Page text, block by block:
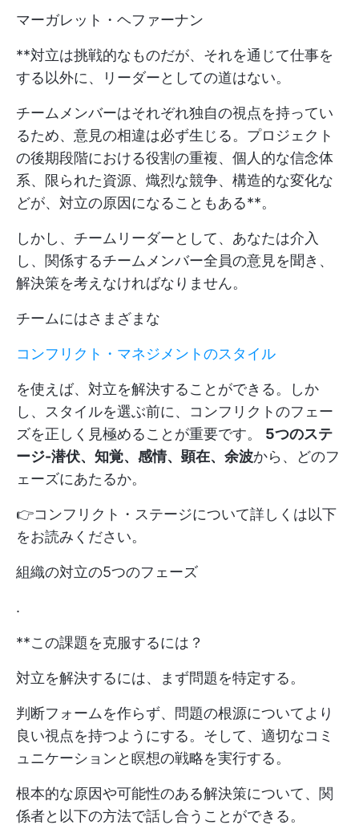
マーガレット・ヘファーナン
**対立は挑戦的なものだが、それを通じて仕事を
する以外に、リーダーとしての道はない。
チームメンバーはそれぞれ独自の視点を持ってい
るため、意見の相違は必ず生じる。プロジェクト
の後期段階における役割の重複、個人的な信念体
系、限られた資源、熾烈な競争、構造的な変化な
どが、対立の原因になることもある**。
しかし、チームリーダーとして、あなたは介入
し、関係するチームメンバー全員の意見を聞き、
解決策を考えなければなりません。
チームにはさまざまな
コンフリクト・マネジメントのスタイル
を使えば、対立を解決することができる。しか
し、スタイルを選ぶ前に、コンフリクトのフェー
ズを正しく見極めることが重要です。 5つのステ
ージ-潜伏、知覚、感情、顕在、余波から、どのフ
ェーズにあたるか。
👉コンフリクト・ステージについて詳しくは以下
をお読みください。
組織の対立の5つのフェーズ
.
**この課題を克服するには？
対立を解決するには、まず問題を特定する。
判断フォームを作らず、問題の根源についてより
良い視点を持つようにする。そして、適切なコミ
ュニケーションと瞑想の戦略を実行する。
根本的な原因や可能性のある解決策について、関
係者と以下の方法で話し合うことができる。